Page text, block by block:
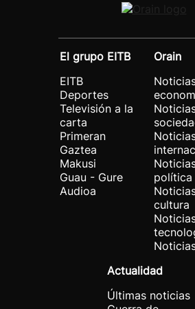
El grupo EITB
EITB
Deportes
Televisión a la
carta
Primeran
Gaztea
Makusi
Guau - Gure
Audioa
Orain
política
cultura
Actualidad
Últimas noticias